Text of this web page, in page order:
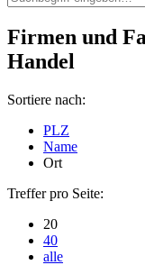
Firmen und
Handel
Sortiere nach:
PLZ
Name
Ort
Treffer pro Seite:
20
40
alle